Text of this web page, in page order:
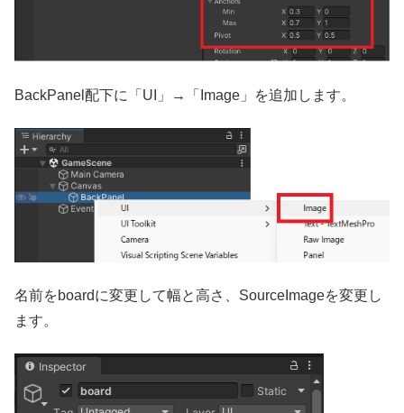
BackPanel配下に「UI」→「Image」を追加します。
名前をboardに変更して幅と高さ、SourceImageを変更し
ます。